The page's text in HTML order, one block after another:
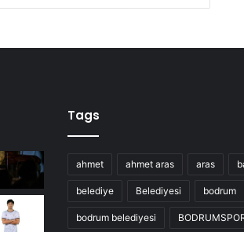
Tags
ahmet ahmet aras aras
belediye Belediyesi bodrum
bodrum belediyesi